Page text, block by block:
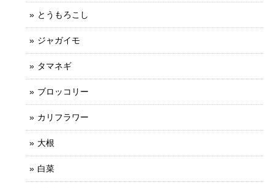
とうもろこし
ジャガイモ
タマネギ
ブロッコリー
カリフラワー
大根
白菜